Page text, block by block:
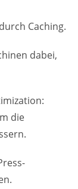
Caching.
dabei,
die